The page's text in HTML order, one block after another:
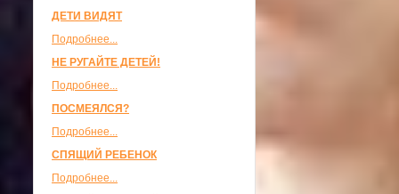
ДЕТИ ВИДЯТ
Подробнее...
НЕ РУГАЙТЕ ДЕТЕЙ!
Подробнее...
ПОСМЕЯЛСЯ?
Подробнее...
СПЯЩИЙ РЕБЕНОК
Подробнее...